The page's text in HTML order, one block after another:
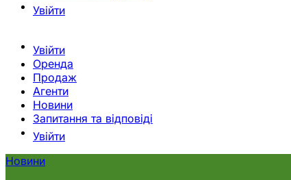
Увійти
Увійти
Оренда
Продаж
Агенти
Новини
Запитання та відповіді
Увійти
Новини